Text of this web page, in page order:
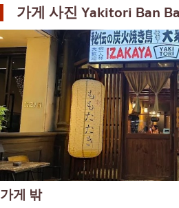
가게 사진Yakitori Ban
가게 밖